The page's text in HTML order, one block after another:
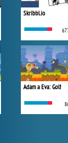
Skribbl.io
Adam a Eva: Golf